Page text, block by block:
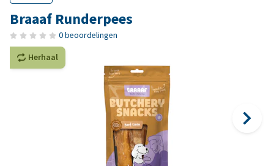
Braaaf Runderpees
0 beoordelingen
Herhaal